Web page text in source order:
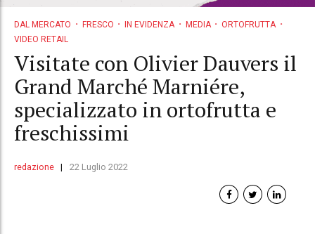
DAL MERCATO FRESCO IN EVIDENZA MEDIA
ORTOFRUTTA
VIDEO RETAIL
Visitate con Olivier Dauvers il
Grand Marché Marniére,
specializzato in ortofrutta e
freschissimi
redazione 22 Luglio 2022